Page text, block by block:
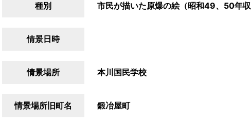
種別 市民が描いた原爆の絵（昭和49、50年
情景日時
情景場所 本川国民学校
情景場所旧町名 鍛冶屋町